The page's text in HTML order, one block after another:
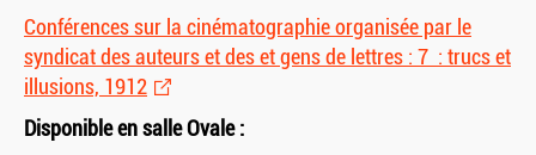
Conférences sur la cinématographie organisée par le
syndicat des auteurs et des et gens de lettres : 7 : trucs et
illusions, 1912
Disponible en salle Ovale :